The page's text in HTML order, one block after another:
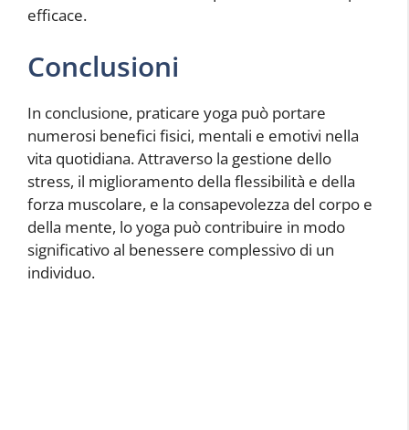
efficace.
Conclusioni
In conclusione, praticare yoga può portare
numerosi benefici fisici, mentali e emotivi nella
vita quotidiana. Attraverso la gestione dello
stress, il miglioramento della flessibilità e della
forza muscolare, e la consapevolezza del corpo e
della mente, lo yoga può contribuire in modo
significativo al benessere complessivo di un
individuo.